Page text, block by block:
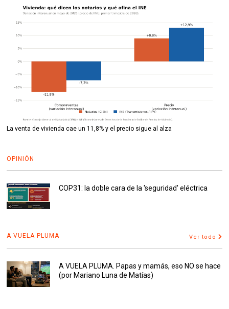
La venta de vivienda cae un 11,8% y el precio sigue al alza
OPINIÓN
COP31: la doble cara de la 'seguridad' eléctrica
A VUELA PLUMA Ver todo
A VUELA PLUMA. Papas y mamás, eso NO se hace
(por Mariano Luna de Matías)